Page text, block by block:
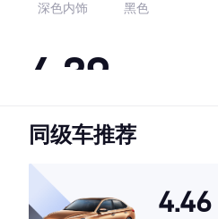
深色内饰 黑色
4.39
·外观表现一般，低于78%同级车
·空间表现一般，低于60%同级车
同级车推荐
4.46